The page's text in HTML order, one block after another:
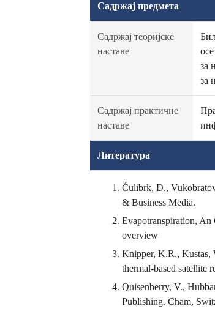
Садржај предмета
Садржај теоријске
наставе
за
за
Садржај практичне
наставе
Литература
Ćulibrk, D.,
& Business Media.
Evapotranspiration, An
overview
Knipper, K.R., Kustas,
thermal-based satellite
Quisenberry, V.,
Publishing. Cham,